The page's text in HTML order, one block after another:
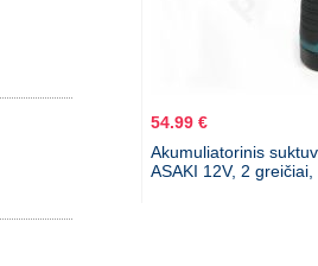
54.99 €
Akumuliatorinis
ASAKI 12V, 2 greičiai,